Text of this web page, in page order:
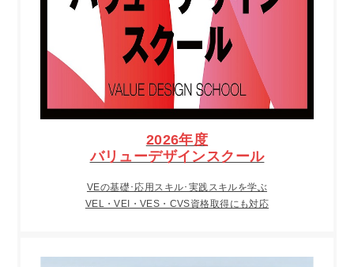
2026年度
バリューデザインスクール
VEの基礎･応用スキル･実践スキルを学ぶ
VEL・VEI・VES・CVS資格取得にも対応